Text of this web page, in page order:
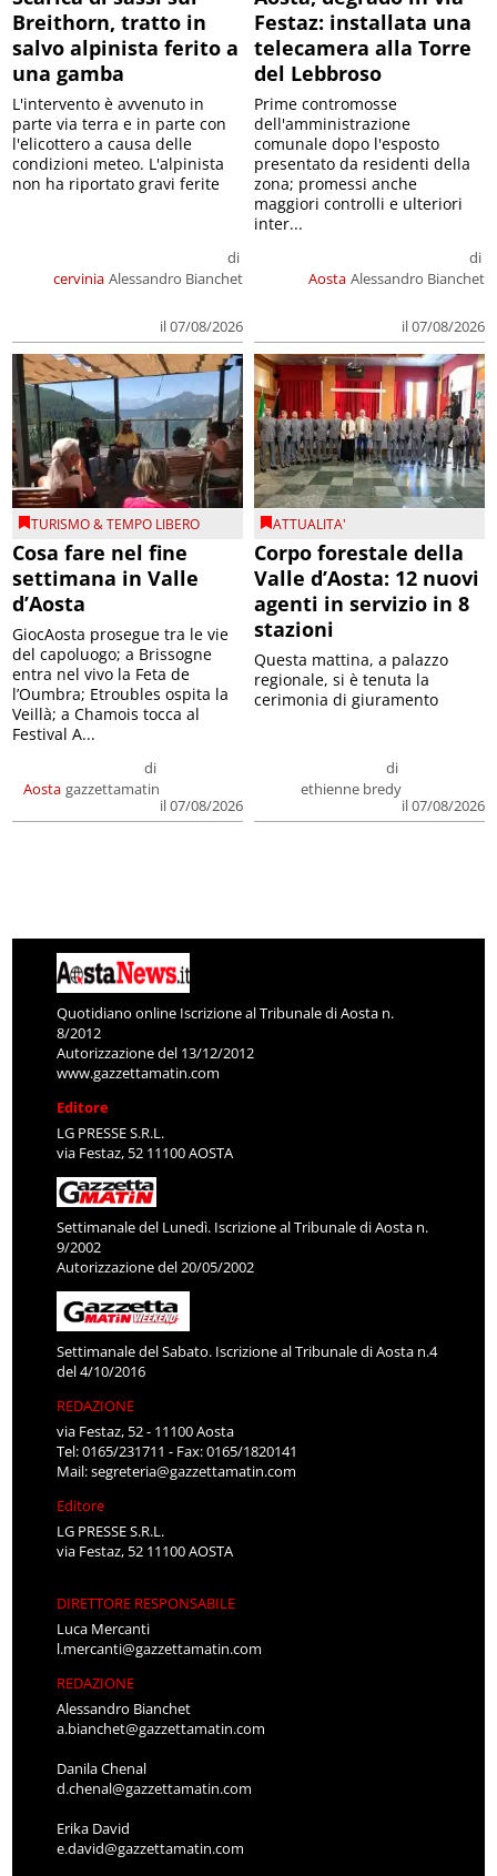
Breithorn, tratto in
salvo alpinista ferito a
una gamba
cervinia
di
Alessandro Bianchet
il 07/08/2026
L'intervento è avvenuto in
parte via terra e in parte con
l'elicottero a causa delle
condizioni meteo. L'alpinista
non ha riportato gravi ferite
Festaz: installata una
telecamera alla Torre
del Lebbroso
Aosta
di
Alessandro Bianchet
il 07/08/2026
Prime contromosse
dell'amministrazione
comunale dopo l'esposto
presentato da residenti della
zona; promessi anche
maggiori controlli e ulteriori
inter...
TURISMO & TEMPO LIBERO
Cosa fare nel fine
settimana in Valle
d’Aosta
Aosta
di
gazzettamatin
il 07/08/2026
GiocAosta prosegue tra le vie
del capoluogo; a Brissogne
entra nel vivo la Feta de
l’Oumbra; Etroubles ospita la
Veillà; a Chamois tocca al
Festival A...
ATTUALITA'
Corpo forestale della
Valle d’Aosta: 12 nuovi
agenti in servizio in 8
stazioni
di
ethienne bredy
il 07/08/2026
Questa mattina, a palazzo
regionale, si è tenuta la
cerimonia di giuramento
Quotidiano online Iscrizione al Tribunale di Aosta n.
8/2012
Autorizzazione del 13/12/2012
www.gazzettamatin.com
Editore
LG PRESSE S.R.L.
via Festaz, 52 11100 AOSTA
Settimanale del Lunedì. Iscrizione al Tribunale di Aosta n.
9/2002
Autorizzazione del 20/05/2002
Settimanale del Sabato. Iscrizione al Tribunale di Aosta n.4
del 4/10/2016
REDAZIONE
via Festaz, 52 - 11100 Aosta
Tel: 0165/231711 - Fax: 0165/1820141
Mail:segreteria@gazzettamatin.com
Editore
LG PRESSE S.R.L.
via Festaz, 52 11100 AOSTA
DIRETTORE RESPONSABILE
Luca Mercanti
l.mercanti@gazzettamatin.com
REDAZIONE
Alessandro Bianchet
a.bianchet@gazzettamatin.com
Danila Chenal
d.chenal@gazzettamatin.com
Erika David
e.david@gazzettamatin.com